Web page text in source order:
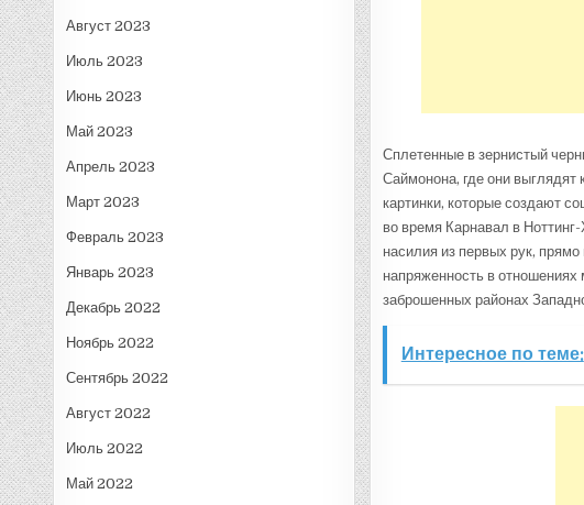
Август 2023
Июль 2023
Июнь 2023
Май 2023
Апрель 2023
Март 2023
Февраль 2023
Январь 2023
Декабрь 2022
Ноябрь 2022
Сентябрь 2022
Август 2022
Июль 2022
Май 2022
Сплетенные в зернистый
Саймонона, где они выглядят
картинки, которые создают
во время Карнавал в
насилия из первых рук,
напряженность в
заброшенных районах
Интересное по теме: